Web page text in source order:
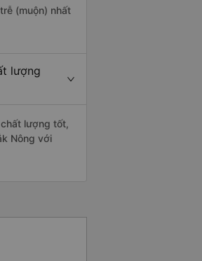
(muộn) nhất
lượng
lượng tốt,
Nông với